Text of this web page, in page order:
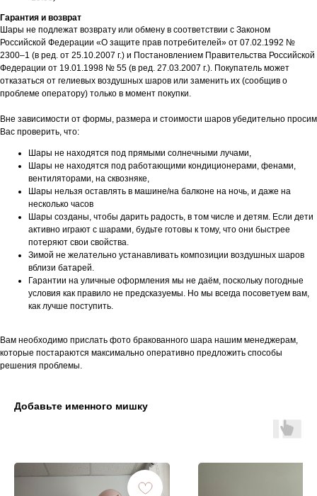
Гарантия и возврат
Шары не подлежат возврату или обмену в соответствии с Законом
Российской Федерации «О защите прав потребителей» от 07.02.1992 №
2300–1 (в ред. от 25.10.2007 г.) и Постановлением Правительства Российской
Федерации от 19.01.1998 № 55 (в ред. 27.03.2007 г.). Покупатель может
отказаться от гелиевых воздушных шаров или заменить их (сообщив о
проблеме оператору) только в момент покупки.
Вне зависимости от формы, размера и стоимости шаров убедительно просим
Вас проверить, что:
Шары не находятся под прямыми солнечными лучами,
Шары не находятся под работающими кондиционерами, фенами,
вентиляторами, на сквозняке,
Шары нельзя оставлять в машине/на балконе на ночь, и даже на
несколько часов
Шары созданы, чтобы дарить радость, в том числе и детям. Если дети
активно играют с шарами, будьте готовы к тому, что они быстрее
потеряют свои свойства.
Зимой не желательно устанавливать композиции воздушных шаров
вблизи батарей.
Гарантии на уличные оформления мы не даём, поскольку погодные
условия как правило не предсказуемы. Но мы всегда посоветуем вам,
как лучше поступить.
Вам необходимо прислать фото бракованного шара нашим менеджерам,
которые постараются максимально оперативно предложить способы
решения проблемы.
Добавьте именного мишку